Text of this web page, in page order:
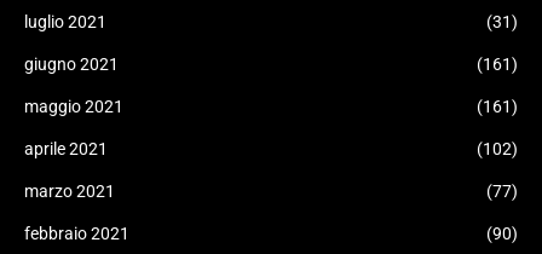
luglio 2021 (31)
giugno 2021 (161)
maggio 2021 (161)
aprile 2021 (102)
marzo 2021 (77)
febbraio 2021 (90)